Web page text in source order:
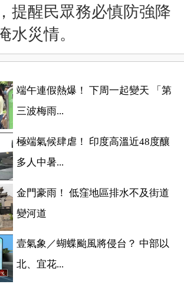
提醒民眾務必慎防強降
水災情。
端午連假熱爆！ 下周一起變天 「第
三波梅雨...
極端氣候肆虐！ 印度高溫近48度釀
多人中暑...
金門豪雨！ 低窪地區排水不及街道
變河道
壹氣象／蝴蝶颱風將侵台？ 中部以
北、宜花...